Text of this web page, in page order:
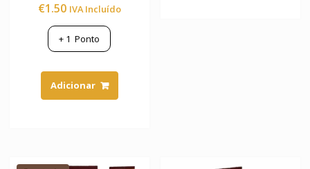
€1.50 IVA Incluído
+ 1 Ponto
Adicionar